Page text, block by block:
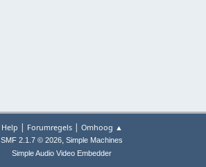
Help | Forumregels| Omhoog ▲
SMF 2.1.7 © 2026, Simple Machines
Simple Audio Video Embedder